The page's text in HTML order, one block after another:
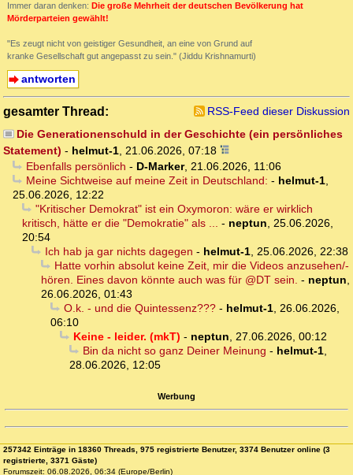
Immer daran denken: Die große Mehrheit der deutschen Bevölkerung hat
Mörderparteien gewählt!
"Es zeugt nicht von geistiger Gesundheit, an eine von Grund auf
kranke Gesellschaft gut angepasst zu sein." (Jiddu Krishnamurti)
antworten
gesamter Thread:
RSS-Feed dieser Diskussion
Die Generationenschuld in der Geschichte (ein persönliches
Statement) - helmut-1, 21.06.2026, 07:18
Ebenfalls persönlich - D-Marker, 21.06.2026, 11:06
Meine Sichtweise auf meine Zeit in Deutschland: - helmut-1,
25.06.2026, 12:22
"Kritischer Demokrat" ist ein Oxymoron: wäre er wirklich
kritisch, hätte er die "Demokratie" als ... - neptun, 25.06.2026,
20:54
Ich hab ja gar nichts dagegen - helmut-1, 25.06.2026, 22:38
Hatte vorhin absolut keine Zeit, mir die Videos anzusehen/-
hören. Eines davon könnte auch was für @DT sein. - neptun,
26.06.2026, 01:43
O.k. - und die Quintessenz???- helmut-1, 26.06.2026,
06:10
Keine - leider. (mkT) - neptun, 27.06.2026, 00:12
Bin da nicht so ganz Deiner Meinung - helmut-1,
28.06.2026, 12:05
Werbung
257342 Einträge in 18360 Threads, 975 registrierte Benutzer, 3374 Benutzer online (3
registrierte, 3371 Gäste)
Forumszeit: 06.08.2026, 06:34 (Europe/Berlin)